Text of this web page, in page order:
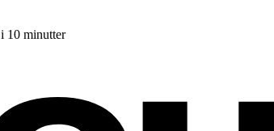
10 minutter